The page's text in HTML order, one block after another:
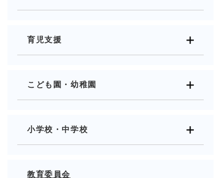
育児支援
こども園・幼稚園
小学校・中学校
教育委員会